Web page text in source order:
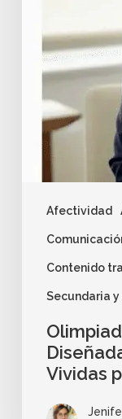
Afectividad
Contenido
Secundaria
Vividas